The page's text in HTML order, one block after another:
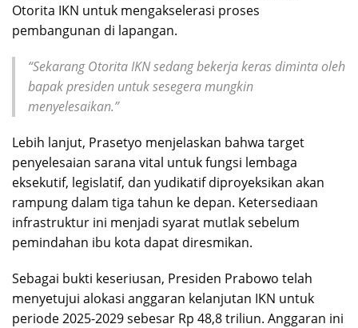
Otorita IKN untuk mengakselerasi proses
pembangunan di lapangan.
“Sekarang Otorita IKN sedang bekerja keras diminta oleh
bapak presiden untuk sesegera mungkin
menyelesaikan.”
Lebih lanjut, Prasetyo menjelaskan bahwa target
penyelesaian sarana vital untuk fungsi lembaga
eksekutif, legislatif, dan yudikatif diproyeksikan akan
rampung dalam tiga tahun ke depan. Ketersediaan
infrastruktur ini menjadi syarat mutlak sebelum
pemindahan ibu kota dapat diresmikan.
Sebagai bukti keseriusan, Presiden Prabowo telah
menyetujui alokasi anggaran kelanjutan IKN untuk
periode 2025-2029 sebesar Rp 48,8 triliun. Anggaran ini